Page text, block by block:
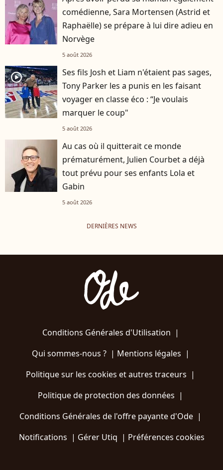
comédienne, Sara Mortensen (Astrid et
Raphaëlle) se prépare à lui dire adieu en
Norvège
5 août 2026
player2
Ses fils Josh et Liam n'étaient pas sages,
Tony Parker les a punis en les faisant
voyager en classe éco : “Je voulais
marquer le coup"
5 août 2026
Au cas où il quitterait ce monde
prématurément, Julien Courbet a déjà
tout prévu pour ses enfants Lola et
Gabin
5 août 2026
DERNIÈRES NEWS
Conditions Générales d'Utilisation |
Qui sommes-nous ?| Mentions légales |
Politique sur les cookies et autres traceurs |
Politique de protection des données |
Conditions Générales de l'offre payante d'Ode |
Notifications | Gérer Utiq | Préférences cookies